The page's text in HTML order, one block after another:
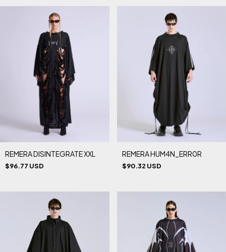
REMERA DISINTEGRATE XXL
$96.77 USD
REMERA HUM4N_ERR0R
$90.32 USD